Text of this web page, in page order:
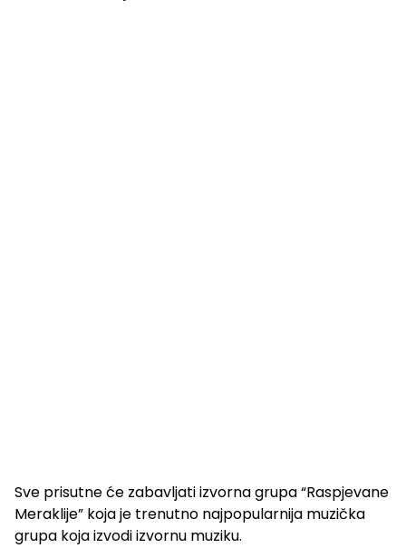
Sve prisutne će zabavljati izvorna grupa “Raspjevane
Meraklije” koja je trenutno najpopularnija muzička
grupa koja izvodi izvornu muziku.